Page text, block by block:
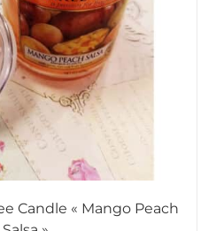
Candle « Mango Peach